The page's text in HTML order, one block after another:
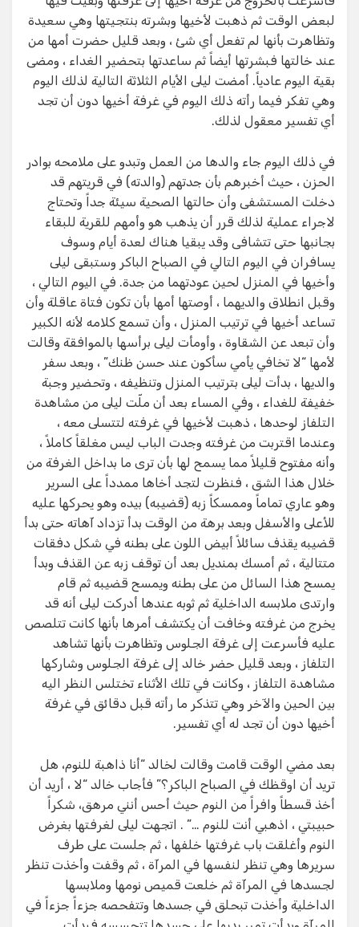
لبعض الوقت ثم ذهبت لأخيها وبشرته بنتجيتها وهي سعيدة
وتظاهرت بأنها لم تفعل أي شئ ، وبعد قليل حضرت أمها من
عند خالتها فبشرتها أيضاً ثم ساعدتها بتحضير الغداء ، ومضى
بقية اليوم عادياً. أمضت ليلى الأيام الثلاثة التالية لذلك اليوم
وهي تفكر فيما رأته ذلك اليوم في غرفة أخيها دون أن تجد
أي تفسير معقول لذلك.
في ذلك اليوم جاء والدها من العمل وتبدو على ملامحه بوادر
الحزن ، حيث أخبرهم بأن جدتهم (والدته) في قريتهم قد
دخلت المستشفى وأن حالتها الصحية سيئة جداً وتحتاج
لاجراء عملية لذلك قرر أن يذهب هو وأمهم للقرية للبقاء
بجانبها حتى تتشافى وقد يبقيا هناك لعدة أيام وسوف
يسافران في اليوم التالي في الصباح الباكر وستبقى ليلى
وأخيها في المنزل لحين عودتهما من جدة. في اليوم التالي ،
وقبل انطلاق والديهما ، أوصتها أمها بأن تكون فتاة عاقلة وأن
تساعد أخيها في ترتيب المنزل ، وأن تسمع كلامه لأنه الكبير
وأن تبعد عن الشقاوة ، وأومأت ليلى برأسها بالموافقة وقالت
لأمها “لا تخافي يأمي سأكون عند حسن ظنك” ، وبعد سفر
والديها ، بدأت ليلى بترتيب المنزل وتنظيفه ، وتحضير وجبة
خفيفة للغداء ، وفي المساء بعد أن ملّت ليلى من مشاهدة
التلفاز لوحدها ، ذهبت لأخيها في غرفته لتتسلى معه ،
وعندما اقتربت من غرفته وجدت الباب ليس مغلقاً كاملاً ،
وأنه مفتوح قليلاً مما يسمح لها بأن ترى ما بداخل الغرفة من
خلال هذا الشق ، فنظرت لتجد أخاها ممدداً على السرير
وهو عاري تماماً وممسكاً زبه (قضيبه) بيده وهو يحركها عليه
للأعلى والأسفل وبعد برهة من الوقت بدأ تزداد آهاته حتى بدأ
قضيبه يقذف سائلاً أبيض اللون على بطنه في شكل دفقات
متتالية ، ثم أمسك بمنديل بعد أن توقف زبه عن القذف وبدأ
يمسح هذا السائل من على بطنه ويمسح قضيبه ثم قام
وارتدى ملابسه الداخلية ثم ثوبه عندها أدركت ليلى أنه قد
يخرج من غرفته وخافت أن يكتشف أمرها بأنها كانت تتلصص
عليه فأسرعت إلى غرفة الجلوس وتظاهرت بأنها تشاهد
التلفاز ، وبعد قليل حضر خالد إلى غرفة الجلوس وشاركها
مشاهدة التلفاز ، وكانت في تلك الأثناء تختلس النظر اليه
بين الحين والآخر وهي تتذكر ما رأته قبل دقائق في غرفة
أخيها دون أن تجد له أي تفسير.
بعد مضي الوقت قامت وقالت لخالد “أنا ذاهبة للنوم، هل
تريد أن اوقظك في الصباح الباكر؟” فأجاب خالد “لا ، أريد أن
أخذ قسطاً وافراً من النوم حيث أحس أنني مرهق، شكراً
حبيبتي ، اذهبي أنت للنوم …” . اتجهت ليلى لغرفتها بغرض
النوم وأغلقت باب غرفتها خلفها ، ثم جلست على طرف
سريرها وهي تنظر لنفسها في المرآة ، ثم وقفت وأخذت تنظر
لجسدها في المرآة ثم خلعت قميص نومها وملابسها
الداخلية وأخذت تبحلق في جسدها وتتفحصه جزءاً جزءاً في